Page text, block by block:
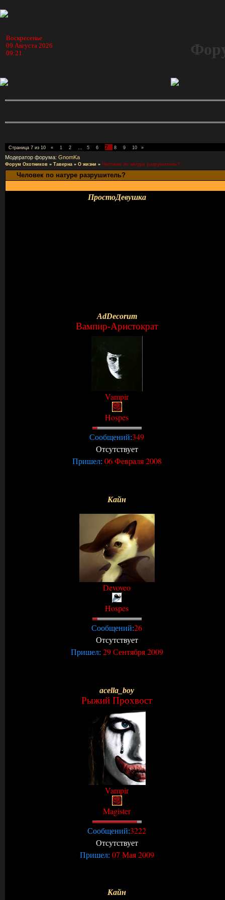
Воскресенье
09 Августа 2026
09:21
Страница 7 из 10 « 1 2 … 5 6 7 8 9 10 »
Модератор форума: GnomKa
Форум Охотников » Таверна » О жизни » Человек по натуре разрушитель?
Человек по натуре разрушитель?
ПростоДевушка
AdDecorum
Вампир-Аристократ
Vampir
Hospes
Сообщений:349
Отсутствует
Пришел: 06 Февраля 2008
Кайн
Devoveo
Hospes
Сообщений:26
Отсутствует
Пришел: 29 Сентября 2009
acella_boy
Рыжий Прохвост
Vampir
Magister
Сообщений:3222
Отсутствует
Пришел: 07 Мая 2009
Кайн